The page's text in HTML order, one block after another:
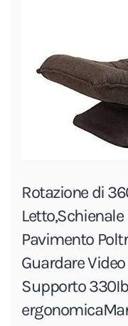
Rotazione di
Pavimento
Guardare
Supporto